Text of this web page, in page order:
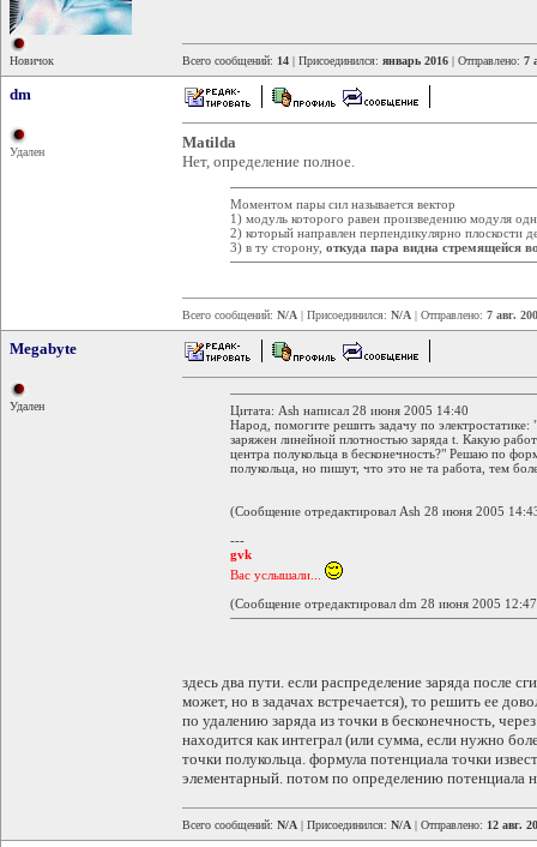
Новичок Всего сообщений: 14 | Присоединился: январь 2016 | Отправлено: 7
dm
Удален
Matilda
Нет, определение полное.
Моментом пары сил называется вектор
1) модуль которого равен произведению модуля
2) который направлен перпендикулярно плоскости
3) в ту сторону, откуда пара видна стремящейся
Всего сообщений: N/A | Присоединился: N/A | Отправлено: 7 авг.
Megabyte
Удален
Цитата: Ash написал 28 июня 2005 14:40
Народ, помогите решить задачу по
заряжен линейной плотностью заряда t. Какую
центра полукольца в бесконечность?" Решаю по
полукольца, но пишут, что это не та работа, тем
(Сообщение отредактировал Ash 28 июня 2005
---
gvk
Вас услышали...
(Сообщение отредактировал dm 28 июня 2005
здесь два пути. если распределение заряда после
может, но в задачах встречается), то решить ее
по удалению заряда из точки в бесконечность,
находится как интеграл (или сумма, если нужно
точки полукольца. формула потенциала точки
элементарный. потом по определению потенциала
Всего сообщений: N/A | Присоединился: N/A | Отправлено: 12 авг.